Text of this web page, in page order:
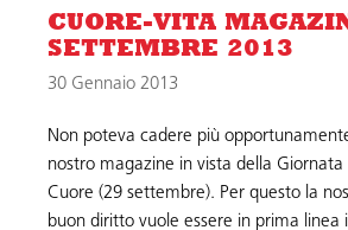
CUORE-VITA
SETTEMBRE 2013
30 Gennaio 2013
Non poteva cadere più
nostro magazine in vista della
Cuore (29 settembre). Per questo la
buon diritto vuole essere in prima linea